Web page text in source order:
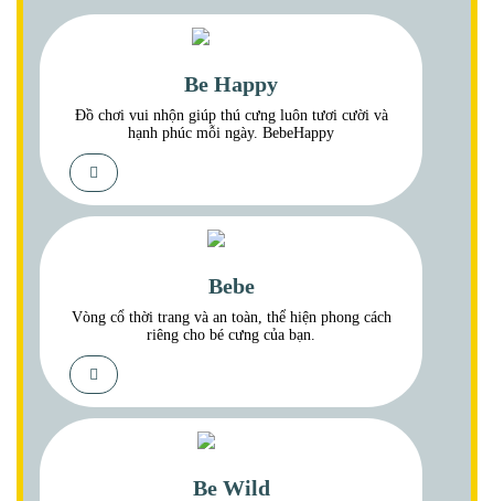
Be Happy
Đồ chơi vui nhộn giúp thú cưng luôn tươi cười và
hạnh phúc mỗi ngày. BebeHappy
Bebe
Vòng cổ thời trang và an toàn, thể hiện phong cách
riêng cho bé cưng của bạn.
Be Wild